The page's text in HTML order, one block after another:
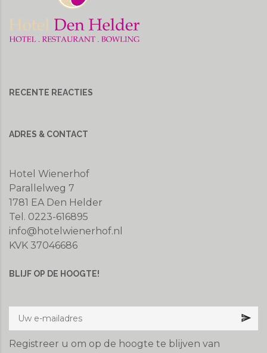
RECENTE REACTIES
ADRES & CONTACT
Hotel Wienerhof
Parallelweg 7
1781 EA Den Helder
Tel. 0223-616895
info@hotelwienerhof.nl
KVK 37046686
BLIJF OP DE HOOGTE!
Registreer u om op de hoogte te blijven van